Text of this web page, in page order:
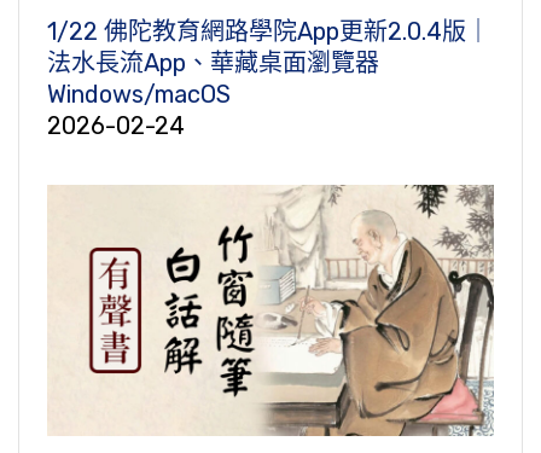
1/22 佛陀教育網路學院App更新2.0.4版｜
法水長流App、華藏桌面瀏覽器
Windows/macOS
2026-02-24